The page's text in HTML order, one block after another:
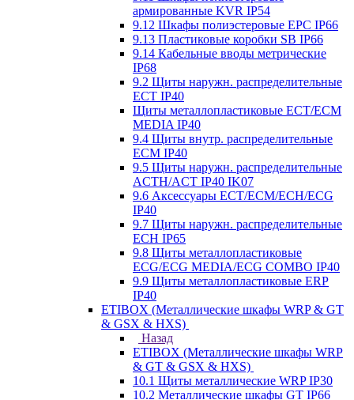
армированные KVR IP54
9.12 Шкафы полиэстеровые EPC IP66
9.13 Пластиковые коробки SB IP66
9.14 Кабельные вводы метрические
IP68
9.2 Щиты наружн. распределительные
ECT IP40
Щиты металлопластиковые ECT/ECM
MEDIA IP40
9.4 Щиты внутр. распределительные
ECМ IP40
9.5 Щиты наружн. распределительные
ACTH/ACT IP40 IK07
9.6 Аксессуары ECT/ECM/ECH/ECG
IP40
9.7 Щиты наружн. распределительные
ECH IP65
9.8 Щиты металлопластиковые
ECG/ECG MEDIA/ECG COMBO IP40
9.9 Щиты металлопластиковые ERP
IP40
ETIBOX (Металлические шкафы WRP & GT
& GSX & HXS)
Назад
ETIBOX (Металлические шкафы WRP
& GT & GSX & HXS)
10.1 Щиты металлические WRP IP30
10.2 Металлические шкафы GT IP66